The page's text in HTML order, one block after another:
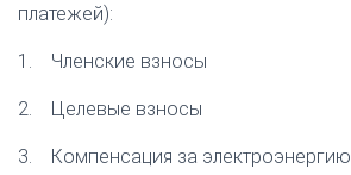
платежей):
1. Членские взносы
2. Целевые взносы
3. Компенсация за электроэнергию